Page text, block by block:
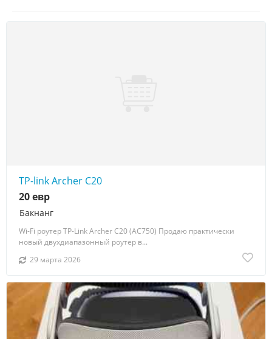
TP-link Archer C20
Бакнанг
20 евр
Wi-Fi роутер TP-Link Archer C20 (AC750) Продаю практически
новый двухдиапазонный роутер в...
29 марта 2026